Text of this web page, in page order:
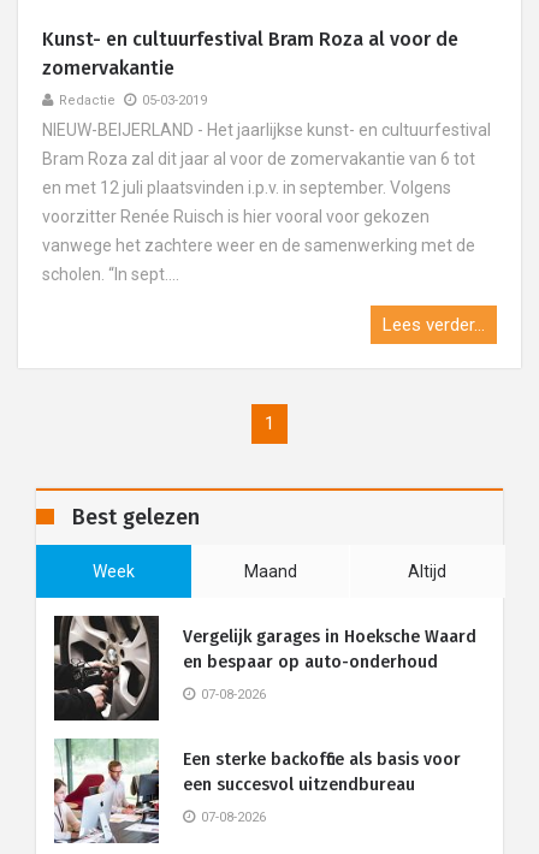
Kunst- en cultuurfestival Bram Roza al voor de
zomervakantie
Redactie 05-03-2019
NIEUW-BEIJERLAND - Het jaarlijkse kunst- en cultuurfestival
Bram Roza zal dit jaar al voor de zomervakantie van 6 tot
en met 12 juli plaatsvinden i.p.v. in september. Volgens
voorzitter Renée Ruisch is hier vooral voor gekozen
vanwege het zachtere weer en de samenwerking met de
scholen. “In sept....
Lees verder...
1
Best gelezen
Week Maand Altijd
Vergelijk garages in Hoeksche Waard
en bespaar op auto-onderhoud
07-08-2026
Een sterke backoffice als basis voor
een succesvol uitzendbureau
07-08-2026